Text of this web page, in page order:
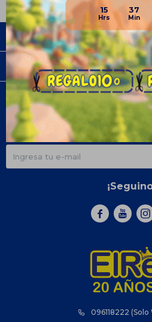
15 37
096118222
Empresa
Compra
¡Suscribite y recibí todas
  